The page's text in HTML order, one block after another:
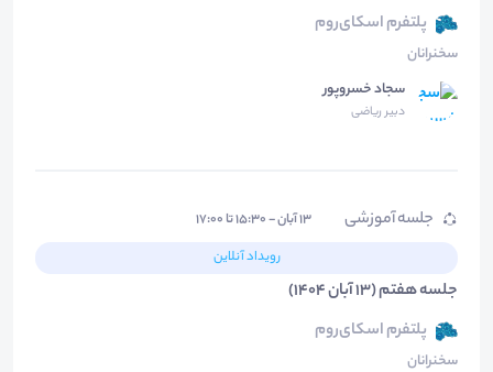
پلتفرم اسکای‌روم
سخنرانان
سجاد خسروپور
دبیر ریاضی
جلسه آموزشی
۱۳ آبان - ۱۵:۳۰ تا ۱۷:۰۰
رویداد آنلاین
جلسه هفتم (13 آبان 1404)
پلتفرم اسکای‌روم
سخنرانان